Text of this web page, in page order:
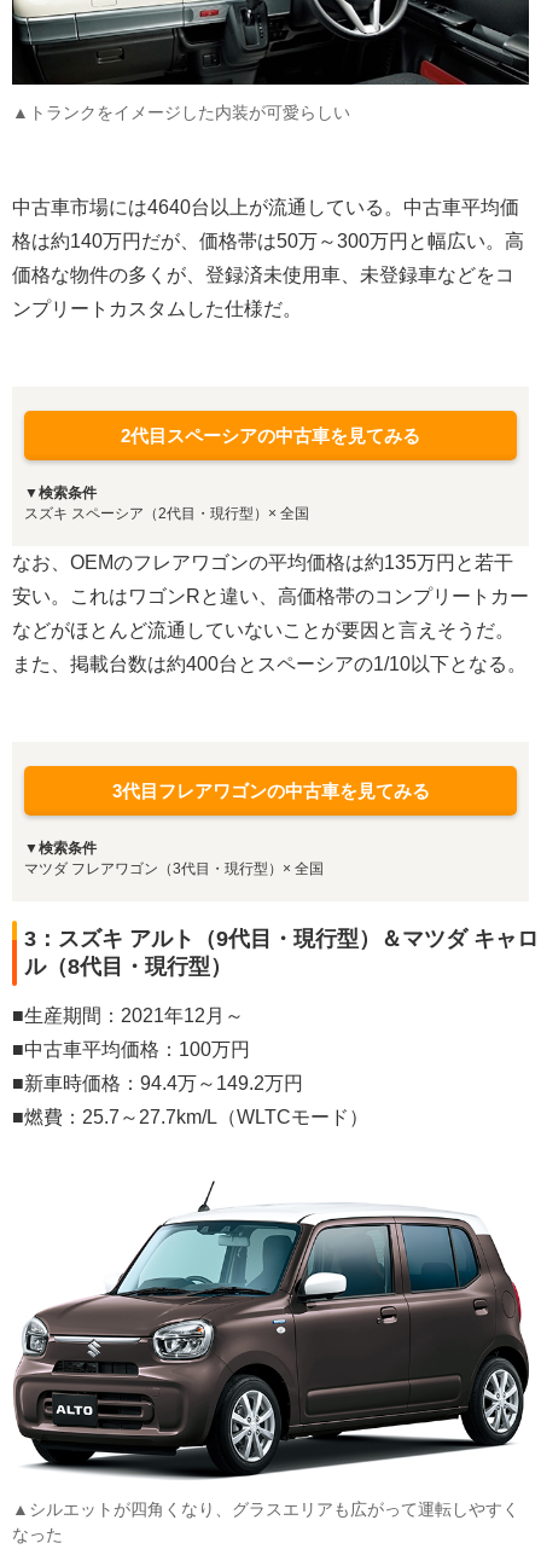
▲トランクをイメージした内装が可愛らしい
中古車市場には4640台以上が流通している。中古車平均価
格は約140万円だが、価格帯は50万～300万円と幅広い。高
価格な物件の多くが、登録済未使用車、未登録車などをコ
ンプリートカスタムした仕様だ。
2代目スペーシアの中古車を見てみる
▼検索条件
スズキ スペーシア（2代目・現行型）× 全国
なお、OEMのフレアワゴンの平均価格は約135万円と若干
安い。これはワゴンRと違い、高価格帯のコンプリートカー
などがほとんど流通していないことが要因と言えそうだ。
また、掲載台数は約400台とスペーシアの1/10以下となる。
3代目フレアワゴンの中古車を見てみる
▼検索条件
マツダ フレアワゴン（3代目・現行型）× 全国
3：スズキ アルト（9代目・現行型）＆マツダ キャロ
ル（8代目・現行型）
■生産期間：2021年12月～
■中古車平均価格：100万円
■新車時価格：94.4万～149.2万円
■燃費：25.7～27.7km/L（WLTCモード）
▲シルエットが四角くなり、グラスエリアも広がって運転しやすく
なった